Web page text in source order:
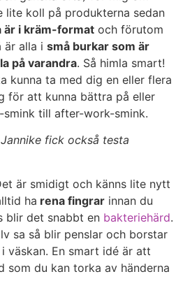
lite koll på produkterna sedan
är i kräm-format och förutom
är alla i små burkar som är
på varandra. Så himla smart!
kunna ta med dig en eller flera
för att kunna bättra på eller
till after-work-smink.
fick också testa
är smidigt och känns lite nytt
ha rena fingrar innan du
blir det snabbt en bakteriehärd.
sa så blir penslar och borstar
väskan. En smart idé är att
som du kan torka av händerna